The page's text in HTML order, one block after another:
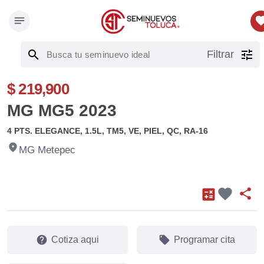
notes
search Filtrar tune
$ 219,900
MG MG5 2023
4 PTS. ELEGANCE, 1.5L, TM5, VE, PIEL, QC, RA-16
fmd_good MG Metepec
calculatefavorite share
help Cotiza aqui local_offer Programar cita